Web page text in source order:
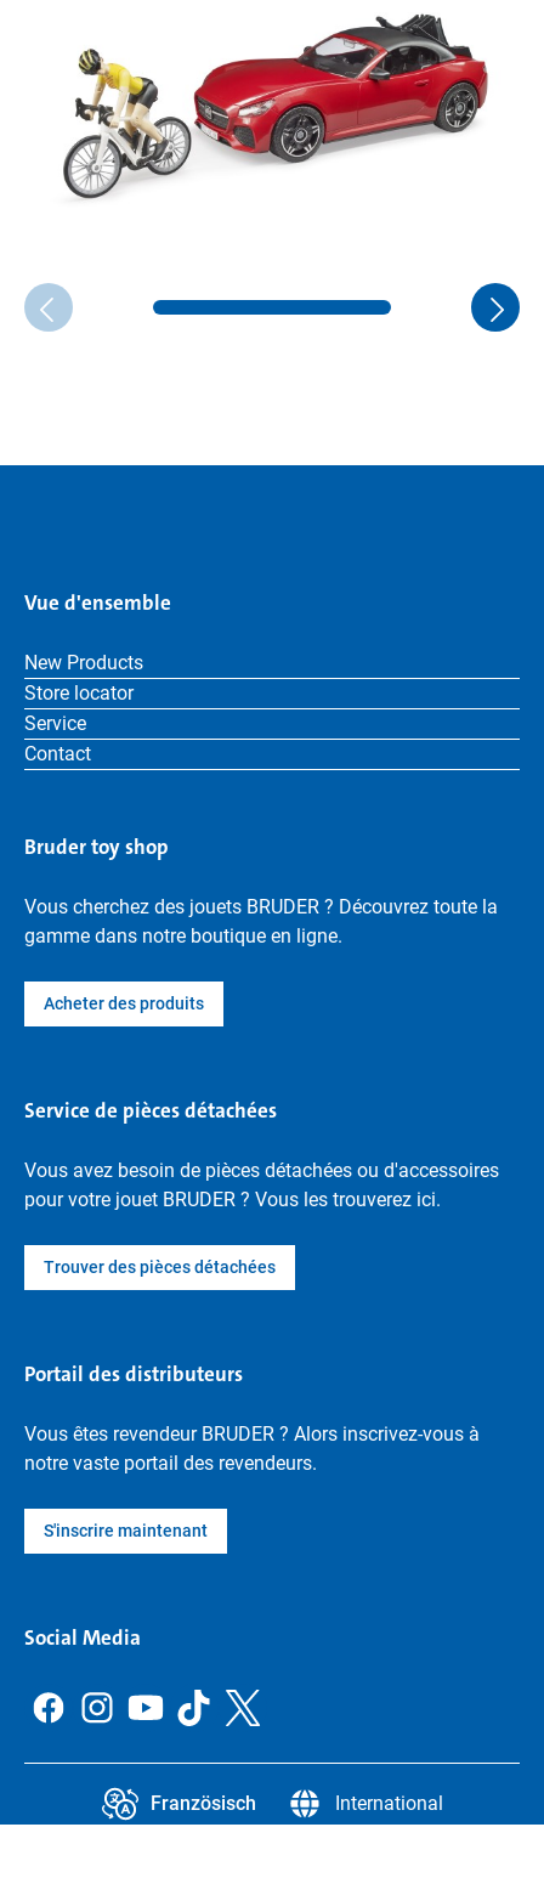
Vue d'ensemble
New Products
Store locator
Service
Contact
Bruder toy shop
Vous cherchez des jouets BRUDER ? Découvrez toute la
gamme dans notre boutique en ligne.
Acheter des produits
Service de pièces détachées
Vous avez besoin de pièces détachées ou d'accessoires
pour votre jouet BRUDER ? Vous les trouverez ici.
Trouver des pièces détachées
Portail des distributeurs
Vous êtes revendeur BRUDER ? Alors inscrivez-vous à
notre vaste portail des revendeurs.
S'inscrire maintenant
Social Media
Französisch International